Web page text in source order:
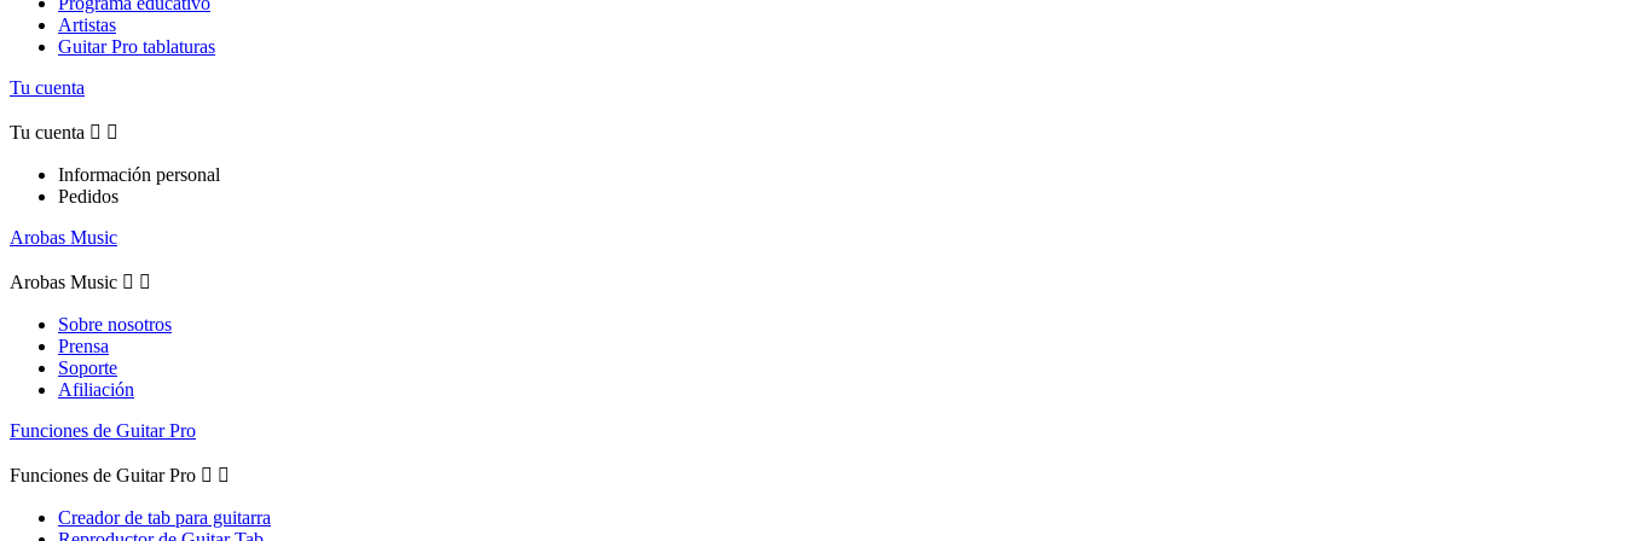
Artistas
Guitar Pro tablaturas
Tu cuenta
Tu cuenta  
Información personal
Pedidos
Arobas Music
Arobas Music  
Sobre nosotros
Prensa
Soporte
Afiliación
Funciones de Guitar Pro
Funciones de Guitar Pro  
Creador de tab para guitarra